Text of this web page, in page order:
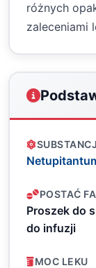
różnych
zaleceniami
POSTAĆ
Proszek do
do infuzji
MOC LEKU